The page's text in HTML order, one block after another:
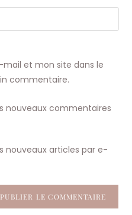
et mon site dans le
commentaire.
nouveaux commentaires
nouveaux articles par e-